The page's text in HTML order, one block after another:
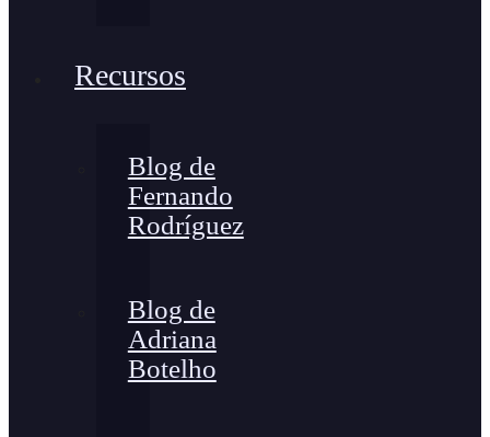
Recursos
Blog de
Fernando
Rodríguez
Blog de
Adriana
Botelho